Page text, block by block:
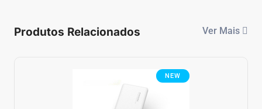
Produtos Relacionados Ver Mais
NEW